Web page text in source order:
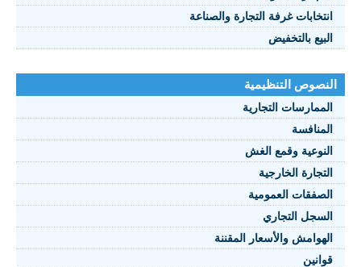
انتخابات غرفة التجارة والصناعة
البيع بالتخفيض
النصوص التنظيمية
الممارسات التجارية
المنافسة
النوعية وقمع الغش
التجارة الخارجية
الصفقات العمومية
السجل التجاري
الهوامش والأسعار المقننة
قوانين